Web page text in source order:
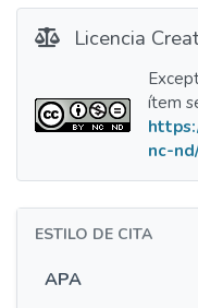
Licencia
ítem
nc-
ESTILO DE CITA
APA